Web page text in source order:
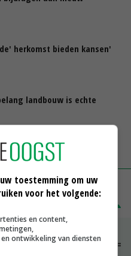
herkomst bieden kansen'
landbouw is echte
€ 1,09~ € 1,11
toestemming om uw
voor het volgende:
en content,
ontwikkeling van diensten